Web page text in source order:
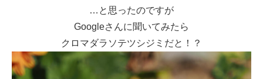
…と思ったのですが
Googleさんに聞いてみたら
クロマダラソテツシジミだと！？